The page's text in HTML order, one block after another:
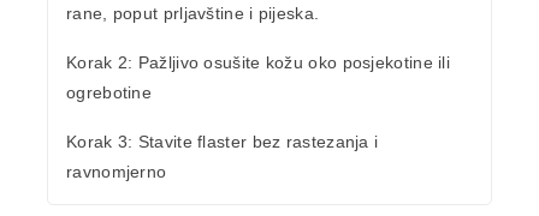
rane, poput prljavštine i pijeska.
Korak 2: Pažljivo osušite kožu oko posjekotine ili
ogrebotine
Korak 3: Stavite flaster bez rastezanja i
ravnomjerno